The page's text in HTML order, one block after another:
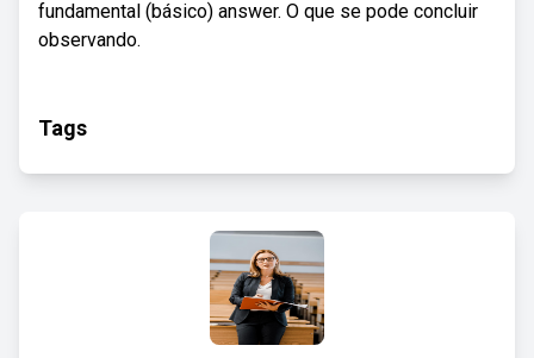
fundamental (básico) answer. O que se pode concluir
observando.
Tags